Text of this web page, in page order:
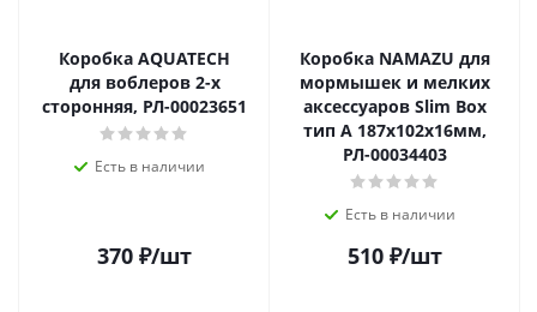
Коробка AQUATECH
для воблеров 2-х
сторонняя, РЛ-00023651
Есть в наличии
370 ₽/шт
Коробка NAMAZU для
мормышек и мелких
аксессуаров Slim Box
тип A 187х102х16мм,
РЛ-00034403
Есть в наличии
510 ₽/шт